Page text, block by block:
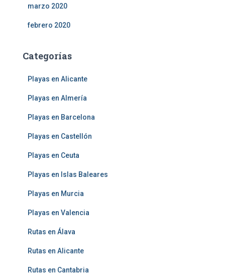
marzo 2020
febrero 2020
Categorías
Playas en Alicante
Playas en Almería
Playas en Barcelona
Playas en Castellón
Playas en Ceuta
Playas en Islas Baleares
Playas en Murcia
Playas en Valencia
Rutas en Álava
Rutas en Alicante
Rutas en Cantabria